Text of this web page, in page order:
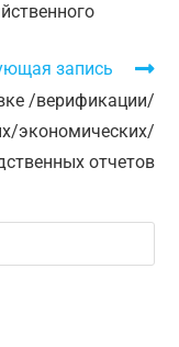
запись
/верификации/
экономических/
отчетов